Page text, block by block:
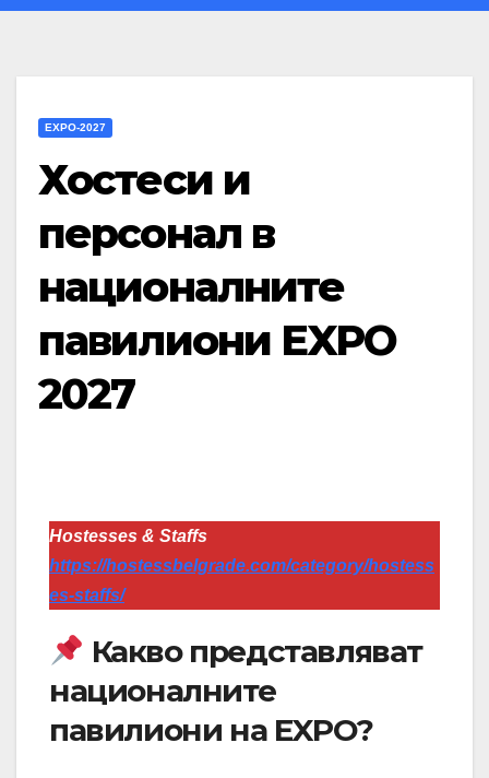
EXPO-2027
Хостеси и
персонал в
националните
павилиони EXPO
2027
Hostesses & Staffs
https://hostessbelgrade.com/category/hostess
es-staffs/
Какво представляват
националните
павилиони на EXPO?